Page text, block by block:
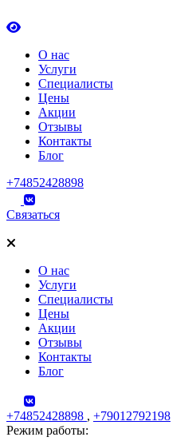
О нас
Услуги
Специалисты
Цены
Акции
Отзывы
Контакты
Блог
+74852428898
Связаться
О нас
Услуги
Специалисты
Цены
Акции
Отзывы
Контакты
Блог
+74852428898 , +79012792198
Режим работы: